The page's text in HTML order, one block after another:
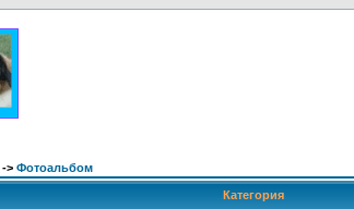
-> Фотоальбом
Категория